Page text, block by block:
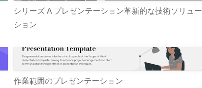
シリーズ A プレゼンテーション革新的な技術ソリュー
ション
作業範囲のプレゼンテーション